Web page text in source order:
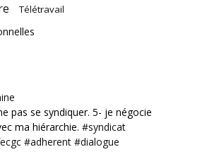
Télétravail
pas se syndiquer. 5- je négocie
ma hiérarchie. #syndicat
#adherent #dialogue